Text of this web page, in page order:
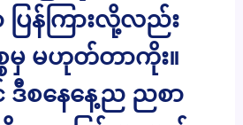
ြန်ကြားလို့လည်း
မှ မဟုတ်တာကိုး။
ဒီစနေနေ့ည ညစာ